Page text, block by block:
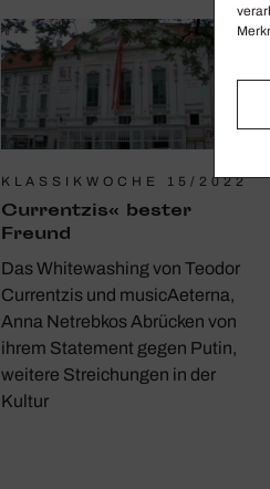
KLASSIKWOCHE 15/2022
Curr­entzis« bester
Freund
Das Whitewashing von Teodor
Currentzis und musicAeterna,
Anna Netrebkos Abrücken von
ihrem Statement gegen Putin,
weitere Streichungen in der
Kultur